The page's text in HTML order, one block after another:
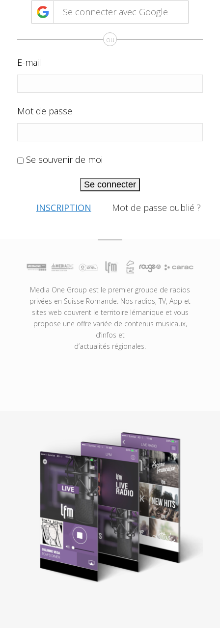
Se connecter avec Google
ou
E-mail
Mot de passe
Se souvenir de moi
Se connecter
INSCRIPTION Mot de passe oublié ?
Media One Group est le premier groupe de radios
privées en Suisse Romande. Nos radios, TV, App et
sites web couvrent le territoire lémanique et vous
propose une offre variée de contenus musicaux,
d’infos et
d’actualités régionales.